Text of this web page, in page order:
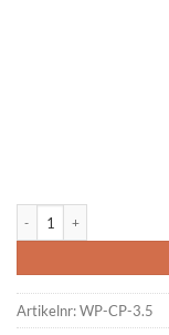
Artikelnr:WP-CP-3.5